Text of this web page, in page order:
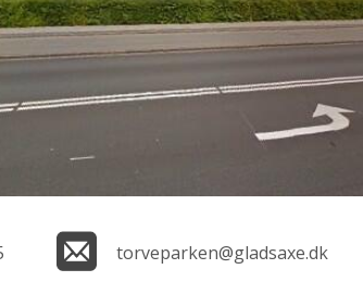
torveparken@gladsaxe.dk